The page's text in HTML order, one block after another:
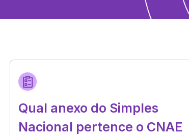
Qual anexo do Simples
Nacional pertence o CNAE